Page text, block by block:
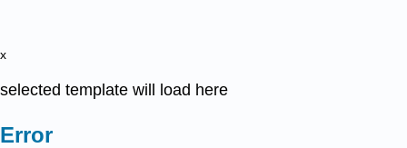
x
selected template will load here
Error